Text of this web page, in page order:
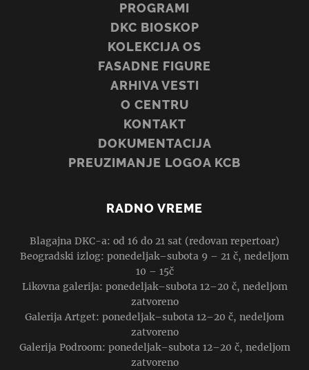
PROGRAMI
DKC BIOSKOP
KOLEKCIJA OS
FASADNE FIGURE
ARHIVA VESTI
O CENTRU
KONTAKT
DOKUMENTACIJA
PREUZIMANJE LOGOA KCB
RADNO VREME
Blagajna DKC-a: od 16 do 21 sat (redovan repertoar)
Beogradski izlog: ponedeljak–subota 9 – 21 č, nedeljom
10 – 15č
Likovna galerija: ponedeljak–subota 12–20 č, nedeljom
zatvoreno
Galerija Artget: ponedeljak–subota 12–20 č, nedeljom
zatvoreno
Galerija Podroom: ponedeljak–subota 12–20 č, nedeljom
zatvoreno